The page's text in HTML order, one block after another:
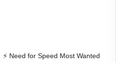
⚡️ Need for Speed Most Wanted